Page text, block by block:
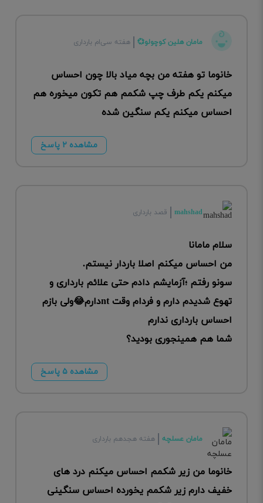
مامان هلین کوچولو💞 هفته سی‌ام بارداری
خانوما تو هفته من بچه میاد بالا چون احساس
میکنم یکم طرف چپ شکمم هم تکون میخوره هم
احساس میکنم یکم سنگین شده
مشاهده ۲ پاسخ
mahshad قصد بارداری
سلام مامانا
من احساس میکنم اصلا باردار نیستم.
سونو رفتم ؛آزمایشم دادم حتی علائم بارداری و
تهوع شدیدم دارم و فردام وقت ntدارم😂ولی بازم
احساس بارداری ندارم
شما هم همینجوری بودید؟
مشاهده ۵ پاسخ
مامان عسلچه هفته هجدهم بارداری
خانوما من زیر شکمم احساس میکنم درد های
خفیف دارم زیر شکمم یخورده احساس سنگینی